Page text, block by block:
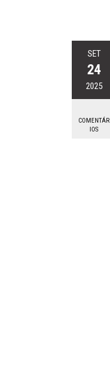
SET
24
2025
COMENTÁR
IOS